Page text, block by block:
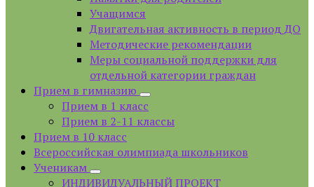
Учащимся
Двигательная активность в период ДО
Методические рекомендации
Меры социальной поддержки для
отдельной категории граждан
Прием в гимназию
Прием в 1 класс
Прием в 2-11 классы
Прием в 10 класс
Всероссийская олимпиада школьников
Ученикам
ИНДИВИДУАЛЬНЫЙ ПРОЕКТ